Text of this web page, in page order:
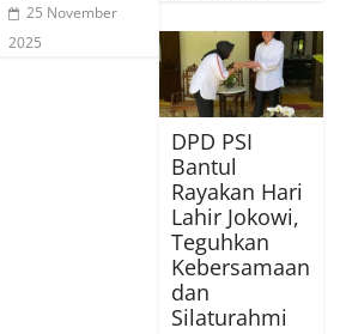
25 November
2025
DPD PSI
Bantul
Rayakan Hari
Lahir Jokowi,
Teguhkan
Kebersamaan
dan
Silaturahmi